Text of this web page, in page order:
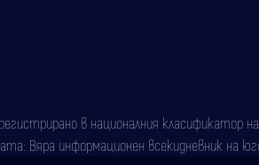
в националния класификатор на
Вяра информационен всекидневник на